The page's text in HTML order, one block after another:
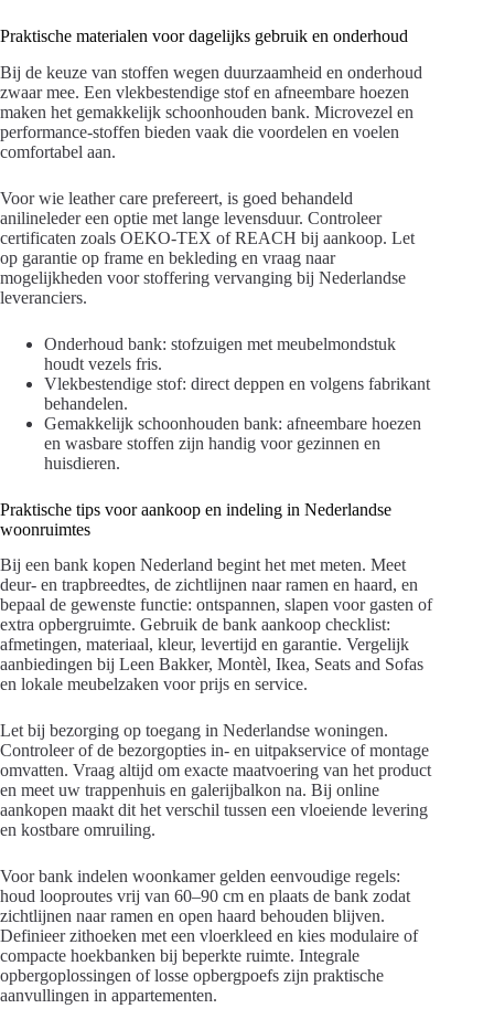
Praktische materialen voor dagelijks gebruik en onderhoud
Bij de keuze van stoffen wegen duurzaamheid en onderhoud
zwaar mee. Een vlekbestendige stof en afneembare hoezen
maken het gemakkelijk schoonhouden bank. Microvezel en
performance-stoffen bieden vaak die voordelen en voelen
comfortabel aan.
Voor wie leather care prefereert, is goed behandeld
anilineleder een optie met lange levensduur. Controleer
certificaten zoals OEKO-TEX of REACH bij aankoop. Let
op garantie op frame en bekleding en vraag naar
mogelijkheden voor stoffering vervanging bij Nederlandse
leveranciers.
Onderhoud bank: stofzuigen met meubelmondstuk
houdt vezels fris.
Vlekbestendige stof: direct deppen en volgens fabrikant
behandelen.
Gemakkelijk schoonhouden bank: afneembare hoezen
en wasbare stoffen zijn handig voor gezinnen en
huisdieren.
Praktische tips voor aankoop en indeling in Nederlandse
woonruimtes
Bij een bank kopen Nederland begint het met meten. Meet
deur- en trapbreedtes, de zichtlijnen naar ramen en haard, en
bepaal de gewenste functie: ontspannen, slapen voor gasten of
extra opbergruimte. Gebruik de bank aankoop checklist:
afmetingen, materiaal, kleur, levertijd en garantie. Vergelijk
aanbiedingen bij Leen Bakker, Montèl, Ikea, Seats and Sofas
en lokale meubelzaken voor prijs en service.
Let bij bezorging op toegang in Nederlandse woningen.
Controleer of de bezorgopties in- en uitpakservice of montage
omvatten. Vraag altijd om exacte maatvoering van het product
en meet uw trappenhuis en galerijbalkon na. Bij online
aankopen maakt dit het verschil tussen een vloeiende levering
en kostbare omruiling.
Voor bank indelen woonkamer gelden eenvoudige regels:
houd looproutes vrij van 60–90 cm en plaats de bank zodat
zichtlijnen naar ramen en open haard behouden blijven.
Definieer zithoeken met een vloerkleed en kies modulaire of
compacte hoekbanken bij beperkte ruimte. Integrale
opbergoplossingen of losse opbergpoefs zijn praktische
aanvullingen in appartementen.